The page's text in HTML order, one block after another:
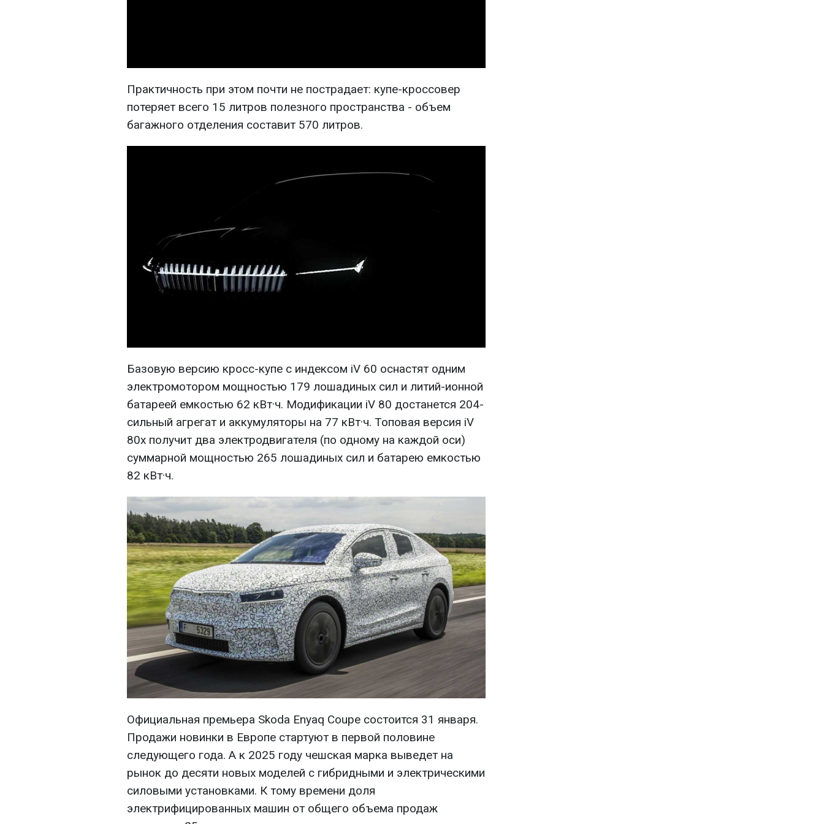
Практичность при этом почти не пострадает: купе-кроссовер
потеряет всего 15 литров полезного пространства - объем
багажного отделения составит 570 литров.
Базовую версию кросс-купе с индексом iV 60 оснастят одним
электромотором мощностью 179 лошадиных сил и литий-ионной
батареей емкостью 62 кВт·ч. Модификации iV 80 достанется 204-
сильный агрегат и аккумуляторы на 77 кВт·ч. Топовая версия iV
80x получит два электродвигателя (по одному на каждой оси)
суммарной мощностью 265 лошадиных сил и батарею емкостью
82 кВт·ч.
Официальная премьера Skoda Enyaq Coupe состоится 31 января.
Продажи новинки в Европе стартуют в первой половине
следующего года. А к 2025 году чешская марка выведет на
рынок до десяти новых моделей с гибридными и электрическими
силовыми установками. К тому времени доля
электрифицированных машин от общего объема продаж